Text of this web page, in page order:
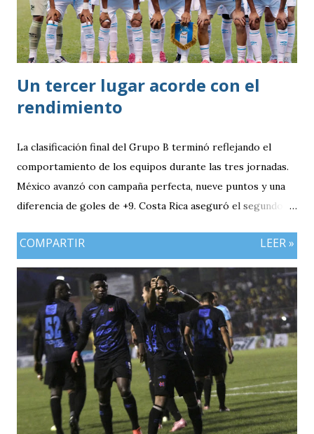
Un tercer lugar acorde con el
rendimiento
La clasificación final del Grupo B terminó reflejando el
comportamiento de los equipos durante las tres jornadas.
México avanzó con campaña perfecta, nueve puntos y una
diferencia de goles de +9. Costa Rica aseguró el segundo
tres puntos y diferencia de -1, mientras Antigua y Barbuda
cerró sin sumar. ¿Por qué Guatemala terminó tercera y
dependió de otros resultados? Porque el equipo solo
consiguió imponer condiciones frente al rival más débil del
grupo. En los dos partidos que definían la clasificación fue
superado en posesión, producción ofensiva y generación de
ocasiones de gol. La goleada frente a México terminó
siendo la consecuencia más visible de una diferencia que ya
se había manifestado ante Costa Rica y que obligó a la
Bicolor a llegar a la última jornada pendiente de otros
COMPARTIR LEER »